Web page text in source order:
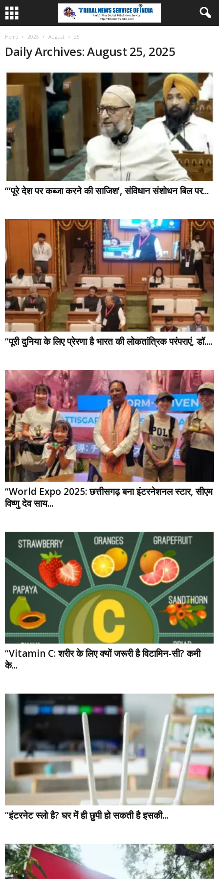
Home 2025 August 25
Daily Archives: August 25, 2025
“‘पूरे देश पर कब्जा करने की साजिश’, संविधान संशोधन बिल पर...
“पूरी दुनिया के लिए प्रेरणा है भारत की लोकतांत्रिक परंपराएं, डॉ....
“World Expo 2025: छत्तीसगढ़ बना इंटरनेशनल स्टार, सीएम
विष्णु देव साय...
“Vitamin C: शरीर के लिए क्यों जरूरी है विटामिन-सी? कमी
के...
“इंटरनेट स्लो है? घर में ही छुपी हो सकती है इसकी...